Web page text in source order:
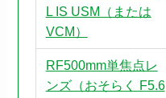
L IS USM（または
VCM）
RF500mm単焦点レ
ンズ（おそらく F5.6